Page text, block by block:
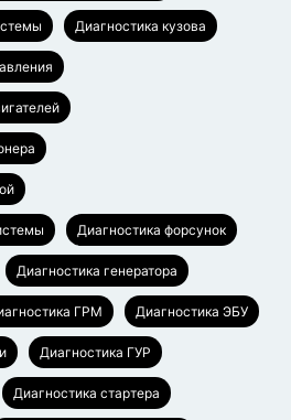
Диагностика кузова
Диагностика форсунок
Диагностика генератора
ГРМ Диагностика ЭБУ
Диагностика ГУР
Диагностика стартера